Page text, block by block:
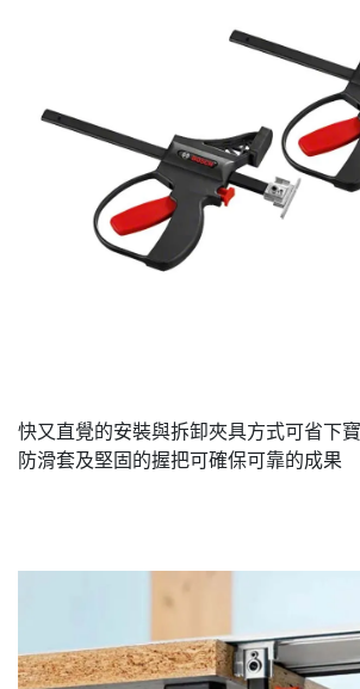
快又直覺的安裝與拆卸夾具方式可省下
防滑套及堅固的握把可確保可靠的成果